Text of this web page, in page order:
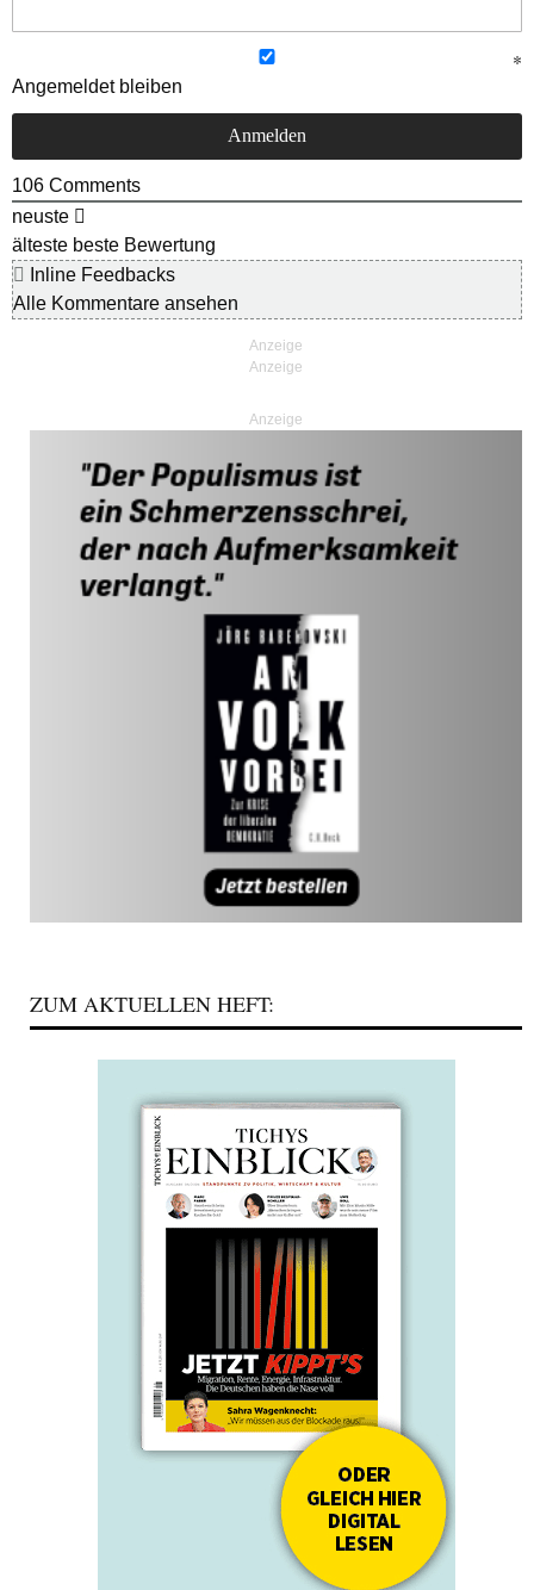
Angemeldet bleiben
106 Comments
neuste
älteste beste Bewertung
Inline Feedbacks
Alle Kommentare ansehen
Anzeige
ZUM AKTUELLEN HEFT: